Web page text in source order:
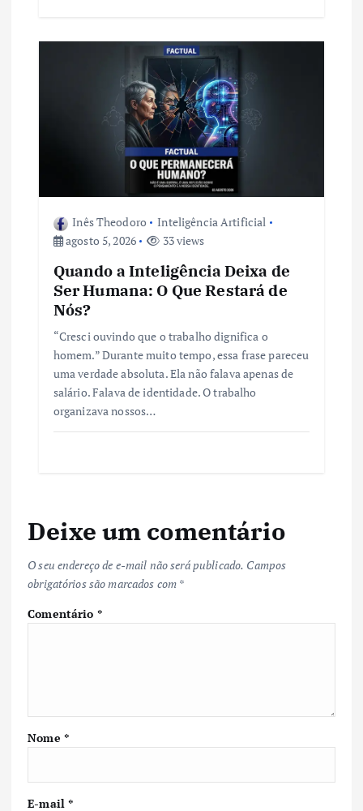
Inês Theodoro
Inteligência Artificial
agosto 5, 2026
33 views
Quando a Inteligência Deixa de
Ser Humana: O Que Restará de
Nós?
“Cresci ouvindo que o trabalho dignifica o
homem.” Durante muito tempo, essa frase pareceu
uma verdade absoluta. Ela não falava apenas de
salário. Falava de identidade. O trabalho
organizava nossos…
Deixe um comentário
O seu endereço de e-mail não será publicado. Campos
obrigatórios são marcados com *
Comentário *
Nome *
E-mail*